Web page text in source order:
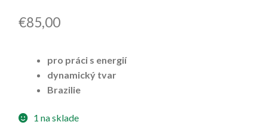
€85,00
pro práci s energií
dynamický tvar
Brazilie
1 na sklade